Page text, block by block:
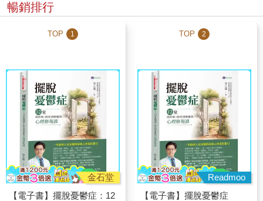
暢銷排行
TOP 1
金石堂
【電子書】擺脫憂鬱症：12
TOP 2
Readmoo
【電子書】擺脫憂鬱症